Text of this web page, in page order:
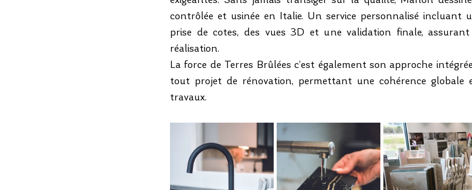
contrôlée et usinée en Italie. Un service personnalisé incluant
prise de cotes, des vues 3D et une validation finale,
réalisation.
La force de Terres Brûlées c’est également son approche
tout projet de rénovation, permettant une cohérence globale
travaux.